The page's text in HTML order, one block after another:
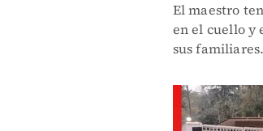
El maestro
en el cuello y
sus familiares.